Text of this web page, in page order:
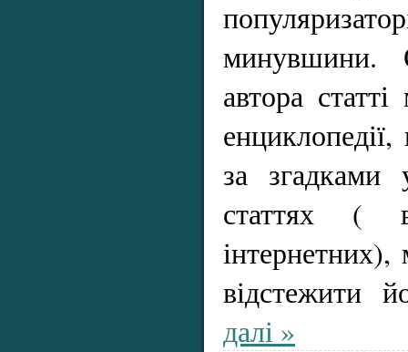
минувшини.
автора
за згадками
статтях (
відстежити
далі »